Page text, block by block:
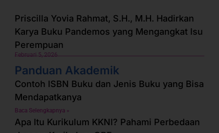
Priscilla Yovia Rahmat, S.H., M.H. Hadirkan
Karya Buku Pandemos yang Mengangkat Isu
Perempuan
Februari 5, 2026
Panduan Akademik
Contoh ISBN Buku dan Jenis Buku yang Bisa
Mendapatkanya
Baca Selengkapnya »
Apa Itu Kurikulum KKNI? Pahami Perbedaan